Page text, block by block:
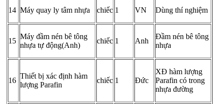
14 Máy quay ly tâm nhựa chiếc 1 VN Dùng thí nghiệm
15
Máy đầm nén bê tông
nhựa tự động(Anh)
chiếc 1 Anh
Đầm nén bê tông
nhựa
16
Thiết bị xác định hàm
lượng Parafin
chiếc 1 Đức
XĐ hàm lượng
Parafin có trong
nhựa đường